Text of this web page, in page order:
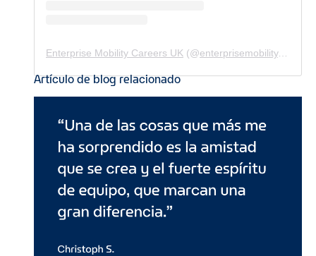
Enterprise Mobility Careers UK (@enterprisemobility.careers.uk
Artículo de blog relacionado